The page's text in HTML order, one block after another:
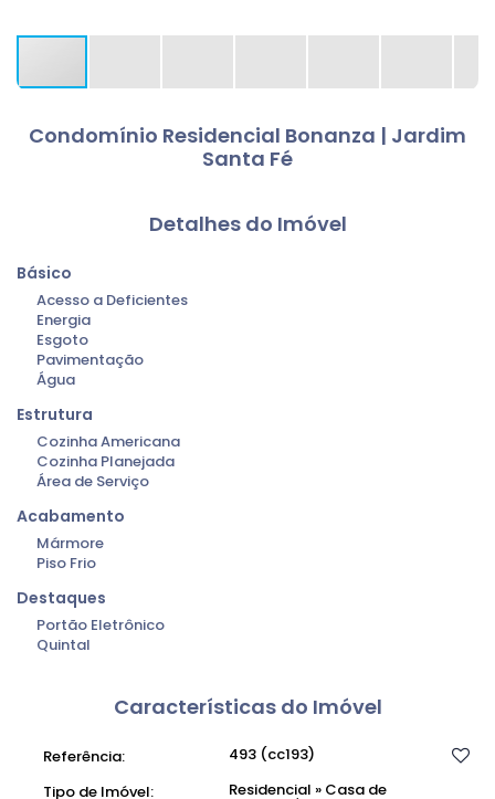
Condomínio Residencial Bonanza | Jardim
Santa Fé
Detalhes do Imóvel
Básico
Acesso a Deficientes
Energia
Esgoto
Pavimentação
Água
Estrutura
Cozinha Americana
Cozinha Planejada
Área de Serviço
Acabamento
Mármore
Piso Frio
Destaques
Portão Eletrônico
Quintal
Características do Imóvel
Referência: 493 (cc193)
Tipo de Imóvel:
Residencial » Casa de